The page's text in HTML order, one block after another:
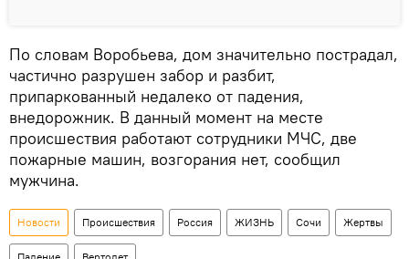
По словам Воробьева, дом значительно пострадал,
частично разрушен забор и разбит,
припаркованный недалеко от падения,
внедорожник. В данный момент на месте
происшествия работают сотрудники МЧС, две
пожарные машин, возгорания нет, сообщил
мужчина.
Новости Происшествия Россия ЖИЗНЬ Сочи Жертвы